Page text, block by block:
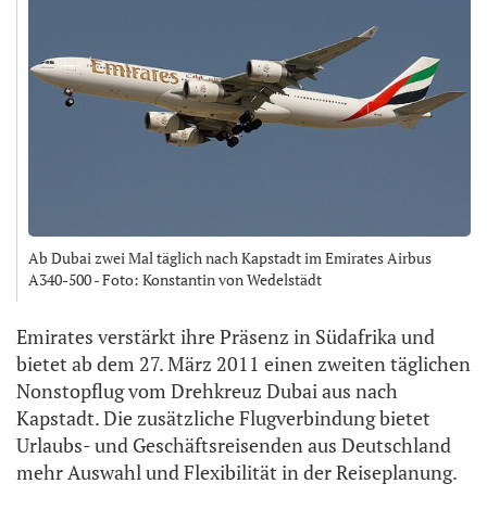
Ab Dubai zwei Mal täglich nach Kapstadt im Emirates Airbus
A340-500 - Foto: Konstantin von Wedelstädt
Emirates verstärkt ihre Präsenz in Südafrika und
bietet ab dem 27. März 2011 einen zweiten täglichen
Nonstopflug vom Drehkreuz Dubai aus nach
Kapstadt. Die zusätzliche Flugverbindung bietet
Urlaubs- und Geschäftsreisenden aus Deutschland
mehr Auswahl und Flexibilität in der Reiseplanung.